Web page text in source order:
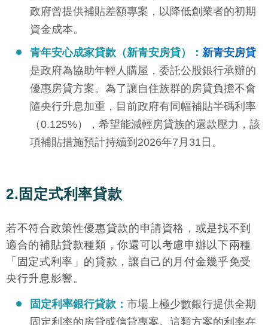
政府曾提供補貼差額專案，以降低創業者的初期
資金成本。
青年安心成家貸款（新青安房貸）： 新青安房貸
是政府為協助年輕人購屋，委託公股銀行承辦的
優惠房貸方案。為了讓自住族群的房貸負擔不會
隨央行升息加重，目前政府有同幅補貼半碼利率
（0.125%），希望能減輕房貸族的還款壓力，該
項補貼措施預計持續到2026年7月31日。
2.固定式利率貸款
若不符合政策性優惠貸款的申請資格，或是找不到
適合的補貼貸款種類，你還可以考慮申辦以下兩種
「固定式利率」的貸款，讓自己的月付金幾乎免受
央行升息影響。
固定利率銀行貸款： 市場上極少數銀行提供全期
固定利率的房貸或信貸專案。這類方案的利率在